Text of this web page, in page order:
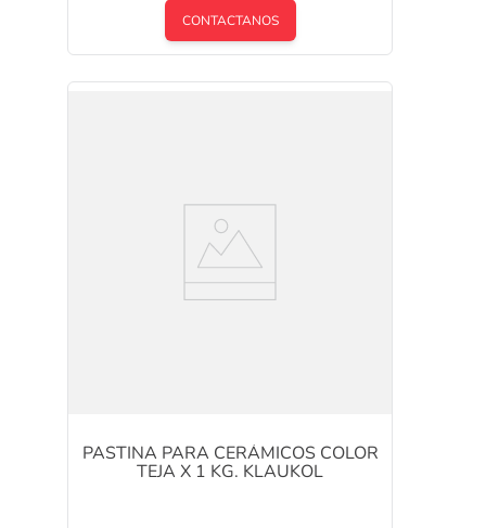
CONTACTANOS
PASTINA PARA CERÁMICOS COLOR
TEJA X 1 KG. KLAUKOL